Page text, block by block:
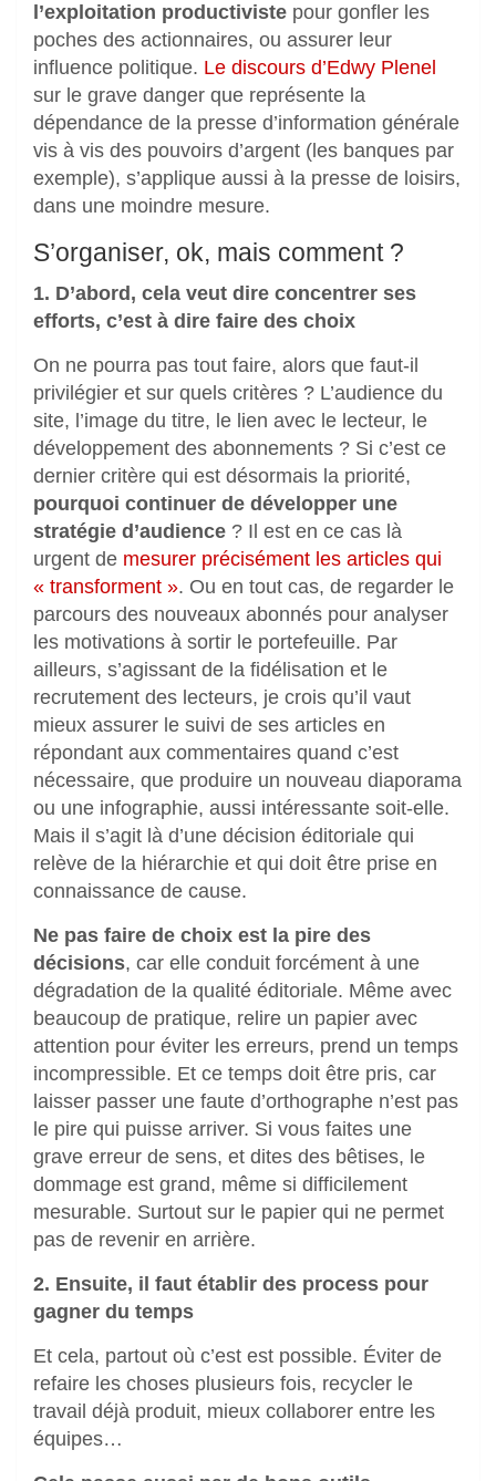
l’exploitation productiviste pour gonfler les
poches des actionnaires, ou assurer leur
influence politique. Le discours d’Edwy Plenel
sur le grave danger que représente la
dépendance de la presse d’information générale
vis à vis des pouvoirs d’argent (les banques par
exemple), s’applique aussi à la presse de loisirs,
dans une moindre mesure.
S’organiser, ok, mais comment ?
1. D’abord, cela veut dire concentrer ses
efforts, c’est à dire faire des choix
On ne pourra pas tout faire, alors que faut-il
privilégier et sur quels critères ? L’audience du
site, l’image du titre, le lien avec le lecteur, le
développement des abonnements ? Si c’est ce
dernier critère qui est désormais la priorité,
pourquoi continuer de développer une
stratégie d’audience ? Il est en ce cas là
urgent de mesurer précisément les articles qui
« transforment ». Ou en tout cas, de regarder le
parcours des nouveaux abonnés pour analyser
les motivations à sortir le portefeuille. Par
ailleurs, s’agissant de la fidélisation et le
recrutement des lecteurs, je crois qu’il vaut
mieux assurer le suivi de ses articles en
répondant aux commentaires quand c’est
nécessaire, que produire un nouveau diaporama
ou une infographie, aussi intéressante soit-elle.
Mais il s’agit là d’une décision éditoriale qui
relève de la hiérarchie et qui doit être prise en
connaissance de cause.
Ne pas faire de choix est la pire des
décisions, car elle conduit forcément à une
dégradation de la qualité éditoriale. Même avec
beaucoup de pratique, relire un papier avec
attention pour éviter les erreurs, prend un temps
incompressible. Et ce temps doit être pris, car
laisser passer une faute d’orthographe n’est pas
le pire qui puisse arriver. Si vous faites une
grave erreur de sens, et dites des bêtises, le
dommage est grand, même si difficilement
mesurable. Surtout sur le papier qui ne permet
pas de revenir en arrière.
2. Ensuite, il faut établir des process pour
gagner du temps
Et cela, partout où c’est est possible. Éviter de
refaire les choses plusieurs fois, recycler le
travail déjà produit, mieux collaborer entre les
équipes…